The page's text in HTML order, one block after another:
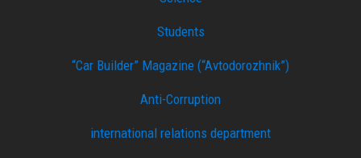
Students
“Car Builder” Magazine (“Avtodorozhnik”)
Anti-Corruption
international relations department